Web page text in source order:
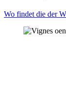
Wo findet die der